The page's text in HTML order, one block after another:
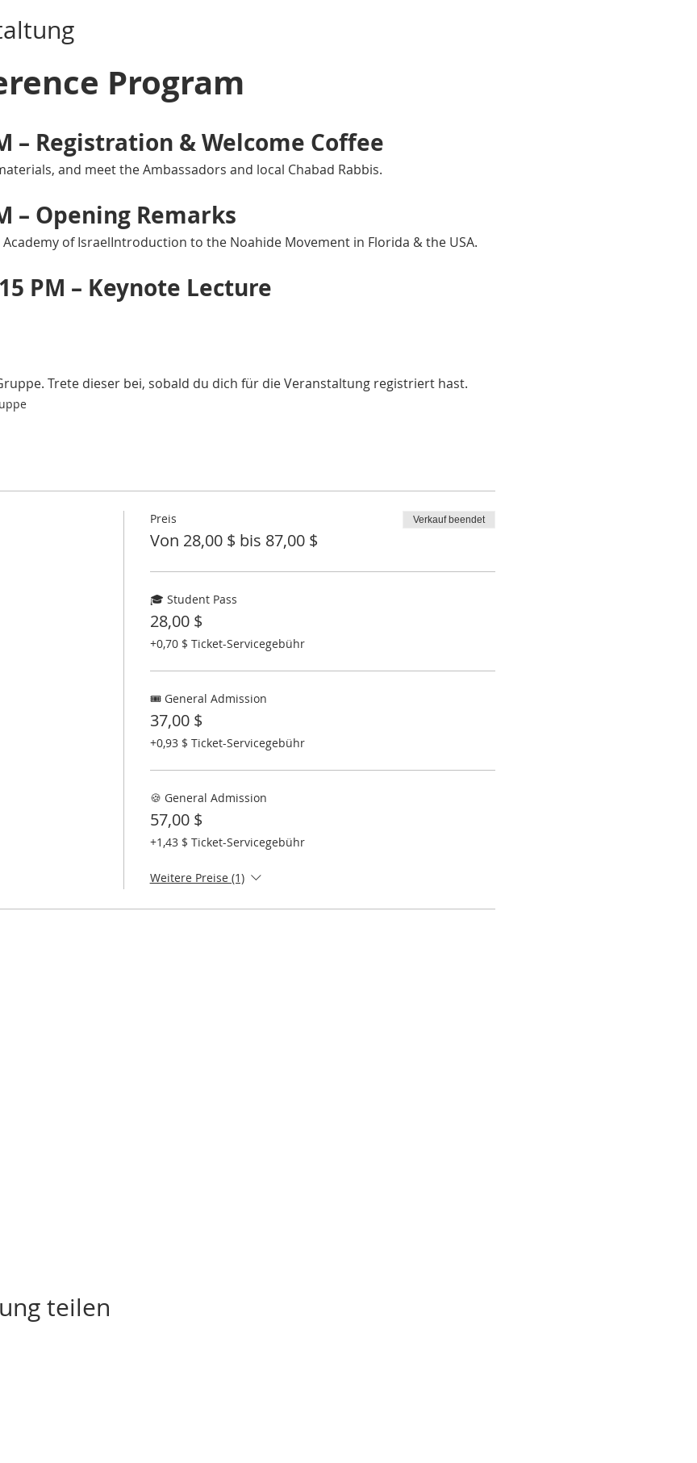
Program
– Registration & Welcome Coffee
and meet the Ambassadors and local Chabad Rabbis.
– Opening Remarks
of IsraelIntroduction to the Noahide Movement in Florida & the USA.
PM – Keynote Lecture
Trete dieser bei, sobald du dich für die Veranstaltung registriert hast.
Preis
Von 28,00 $ bis 87,00 $
Verkauf beendet
🎓 Student Pass
28,00 $
+0,70 $ Ticket-Servicegebühr
🎟 General Admission
37,00 $
+0,93 $ Ticket-Servicegebühr
🍪 General Admission
57,00 $
+1,43 $ Ticket-Servicegebühr
Weitere Preise (1)
teilen